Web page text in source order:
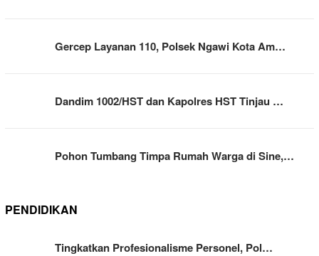
Gercep Layanan 110, Polsek Ngawi Kota Am…
Dandim 1002/HST dan Kapolres HST Tinjau …
Pohon Tumbang Timpa Rumah Warga di Sine,…
PENDIDIKAN
Tingkatkan Profesionalisme Personel, Pol…